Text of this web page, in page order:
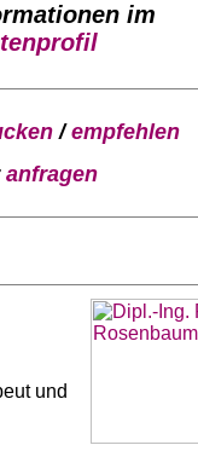
im
/empfehlen
anfragen
und